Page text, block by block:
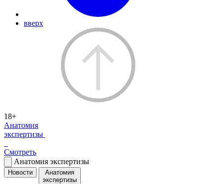
вверх
18+
Анатомия
экспертизы
Смотреть
Анатомия экспертизы
Новости
Анатомия
экспертизы